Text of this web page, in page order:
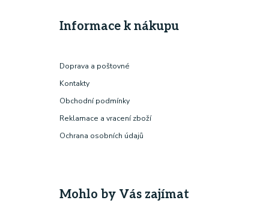
Informace k nákupu
Doprava a poštovné
Kontakty
Obchodní podmínky
Reklamace a vracení zboží
Ochrana osobních údajů
Mohlo by Vás zajímat